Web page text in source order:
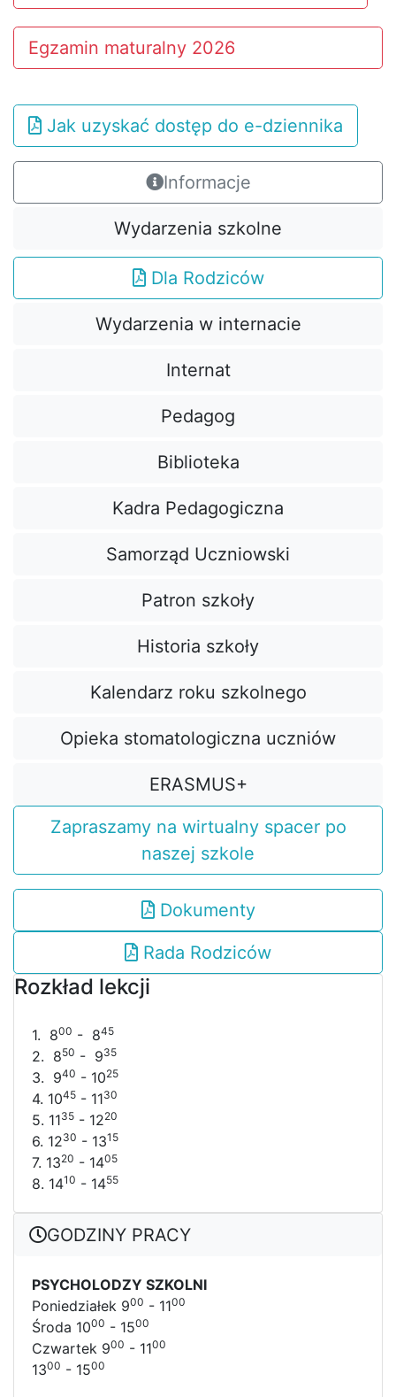
Egzamin maturalny 2026
Jak uzyskać dostęp do e-dziennika
Informacje
Wydarzenia szkolne
Dla Rodziców
Wydarzenia w internacie
Internat
Pedagog
Biblioteka
Kadra Pedagogiczna
Samorząd Uczniowski
Patron szkoły
Historia szkoły
Kalendarz roku szkolnego
Opieka stomatologiczna uczniów
ERASMUS+
Zapraszamy na wirtualny spacer po
naszej szkole
Dokumenty
Rada Rodziców
Rozkład lekcji
1. 800 - 845
2. 850 - 935
3. 940 - 1025
4. 1045 - 1130
5. 1135 - 1220
6. 1230 - 1315
7. 1320 - 1405
8. 1410 - 1455
GODZINY PRACY
PSYCHOLODZY SZKOLNI
Poniedziałek 900 - 1100
Środa 1000 - 1500
Czwartek 900 - 1100
1300 - 1500